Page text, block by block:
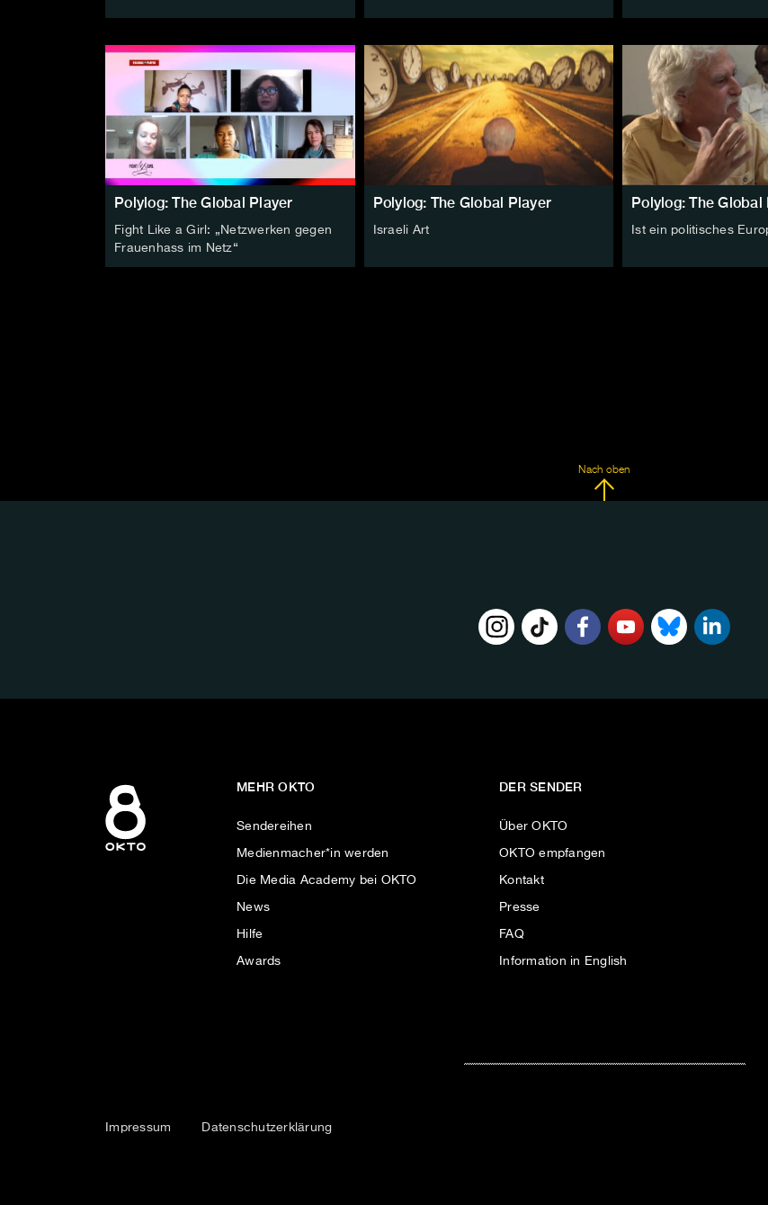
Polylog: The Global Player
Fight Like a Girl: „Netzwerken gegen
Frauenhass im Netz“
Polylog: The Global Player
Israeli Art
Polylog: The Global
Ist ein politisches
Nach oben
MEHR OKTO
Sendereihen
Medienmacher*in werden
Die Media Academy bei OKTO
News
Hilfe
Awards
DER SENDER
Über OKTO
OKTO empfangen
Kontakt
Presse
FAQ
Information in English
Impressum Datenschutzerklärung